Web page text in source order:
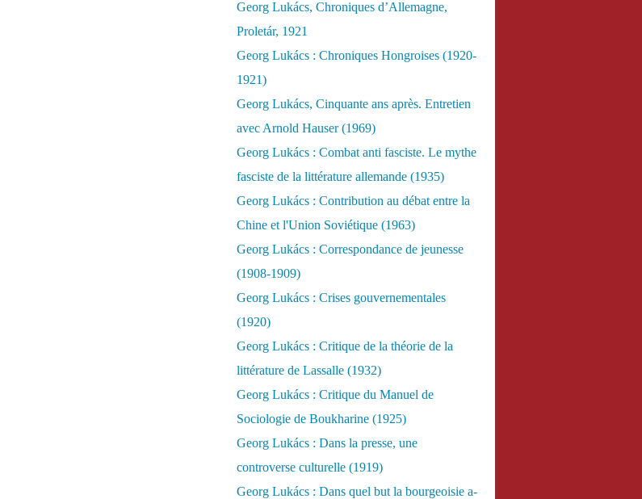
Georg Lukács, Chroniques d’Allemagne,
Proletár, 1921
Georg Lukács : Chroniques Hongroises (1920-
1921)
Georg Lukács, Cinquante ans après. Entretien
avec Arnold Hauser (1969)
Georg Lukács : Combat anti fasciste. Le mythe
fasciste de la littérature allemande (1935)
Georg Lukács : Contribution au débat entre la
Chine et l'Union Soviétique (1963)
Georg Lukács : Correspondance de jeunesse
(1908-1909)
Georg Lukács : Crises gouvernementales
(1920)
Georg Lukács : Critique de la théorie de la
littérature de Lassalle (1932)
Georg Lukács : Critique du Manuel de
Sociologie de Boukharine (1925)
Georg Lukács : Dans la presse, une
controverse culturelle (1919)
Georg Lukács : Dans quel but la bourgeoisie a-